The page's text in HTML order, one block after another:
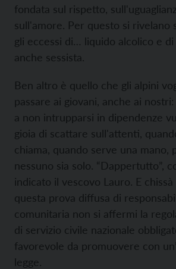
fondata sul rispetto,
sull'amore. Per questo si rivelano
gli eccessi di… liquido alcolico e di
anche sessista.
Ben altro è quello che gli alpini
passare ai giovani, anche ai nostri:
a non intrupparsi in dipendenze
gioia di scattare sull'attenti,
chiama, quando serve una mano,
nessuno sia solo. “Dappertutto”,
indicato il vescovo Lauro. E
questa prova diffusa di
comunitaria non si affermi la
di servizio civile nazionale
favorevole da promuovere con
legge.